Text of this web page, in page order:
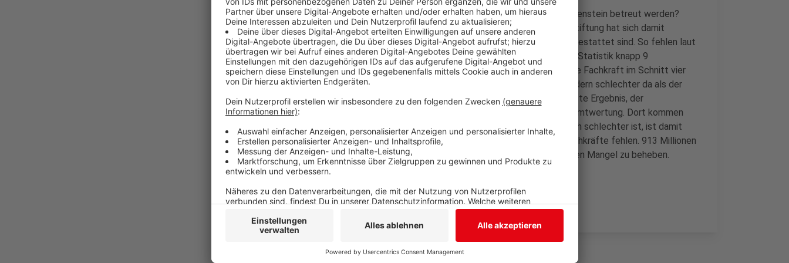
Wie gut können Kinder in den Kindertagesstätten in Siegen-Wittgenstein betreut werden?
Diese Frage beschäftigt nicht nur Eltern, auch die Bertelsmann Stiftung hat sich damit
beschäftigt. Sie zeigt, dass Kitas in NRW personell schlecht ausgestattet sind. So fehlen laut
Studie insgesamt 15.6000 Erzieher. Bei uns im Kreis kommen laut Statistik knapp 9
Kindergartenkinder auf einen Erzieher. Im U3-Bereicht betreut eine Fachkraft im Schnitt vier
Kinder. Damit steht Siegen-Wittgenstein bei den Kindergartenkindern schlechter da als der
NRW-Schnitt. In Süd-Westfalen erreichen wir das drittschlechteste Ergebnis, der
Nachbarkreis Olpe bildet sogar das Schlusslicht in der NRW-Gesamtwertung. Dort kommen
auf einen Erzieher rund 10 Kinder. Ob die Betreuung bei uns wirklich schlechter ist, ist damit
allerdings nicht gesagt. Die Studie zeigt nur, dass rechnerisch Fachkräfte fehlen. 913 Millionen
Euro müssten laut Bertelsmann-Stiftung investiert werden, um den Mangel zu beheben.